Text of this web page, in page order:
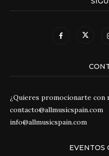
¿Quieres promocionarte con
contacto@allmusicspain.com
info@allmusicspain.com
EVENTOS